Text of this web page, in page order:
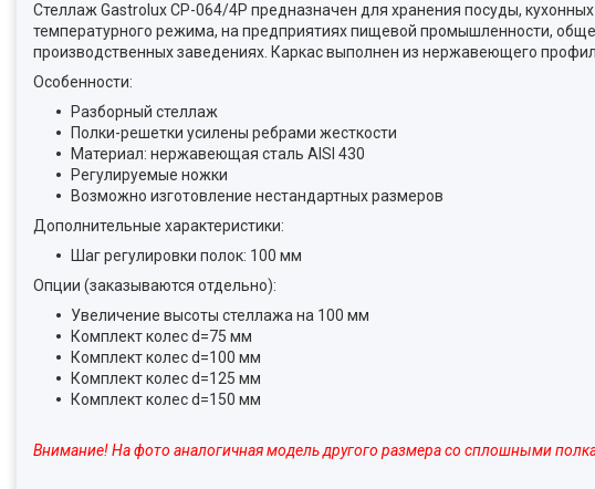
Стеллаж Gastrolux СР-064/4Р предназначен для хранения посуды,
температурного режима, на предприятиях пищевой промышленности,
производственных заведениях. Каркас выполнен из нержавеющего
Особенности:
Разборный стеллаж
Полки-решетки усилены ребрами жесткости
Материал: нержавеющая сталь AISI 430
Регулируемые ножки
Возможно изготовление нестандартных размеров
Дополнительные характеристики:
Шаг регулировки полок: 100 мм
Опции (заказываются отдельно):
Увеличение высоты стеллажа на 100 мм
Комплект колес d=75 мм
Комплект колес d=100 мм
Комплект колес d=125 мм
Комплект колес d=150 мм
Внимание! На фото аналогичная модель другого размера со сплошными